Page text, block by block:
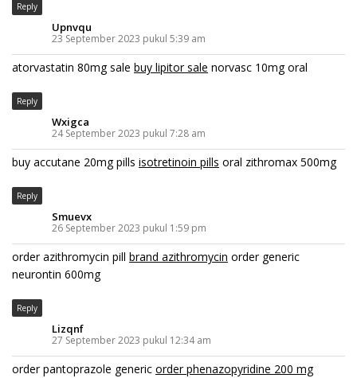
Reply
Upnvqu
23 September 2023 pukul 5:39 am
atorvastatin 80mg sale buy lipitor sale norvasc 10mg oral
Reply
Wxigca
24 September 2023 pukul 7:28 am
buy accutane 20mg pills isotretinoin pills oral zithromax 500mg
Reply
Smuevx
26 September 2023 pukul 1:59 pm
order azithromycin pill brand azithromycin order generic
neurontin 600mg
Reply
Lizqnf
27 September 2023 pukul 12:34 am
order pantoprazole generic order phenazopyridine 200 mg